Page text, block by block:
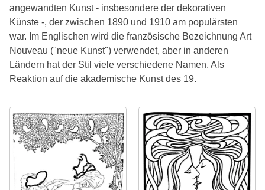
angewandten Kunst - insbesondere der dekorativen
Künste -, der zwischen 1890 und 1910 am populärsten
war. Im Englischen wird die französische Bezeichnung Art
Nouveau ("neue Kunst") verwendet, aber in anderen
Ländern hat der Stil viele verschiedene Namen. Als
Reaktion auf die akademische Kunst des 19.